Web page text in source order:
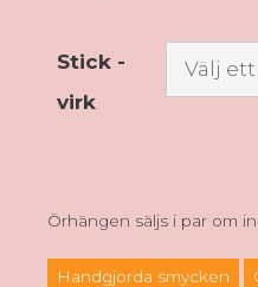
Stick -
virk
Örhängen säljs i par om
Handgjorda smycken